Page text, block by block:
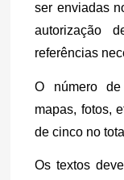
ser enviadas
autorização
referências
O número de
mapas, fotos,
de cinco no
Os textos